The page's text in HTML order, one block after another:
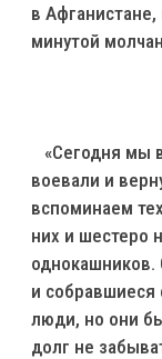
в
минутой
«Сегодня мы
воевали и
вспоминаем
них и шестеро
однокашников.
и собравшиеся
люди, но они
долг не